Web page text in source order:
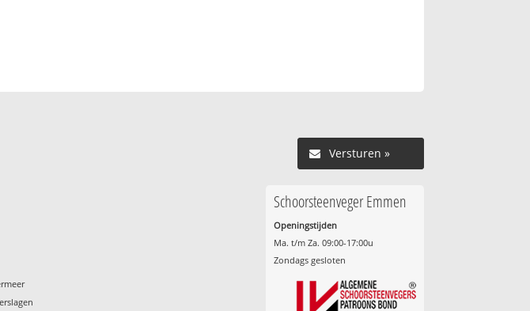
Versturen »
Schoorsteenveger Emmen
Openingstijden
Ma. t/m Za. 09:00-17:00u
Zondags gesloten